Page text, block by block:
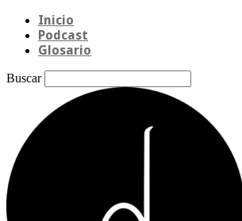
Inicio
Podcast
Glosario
Buscar